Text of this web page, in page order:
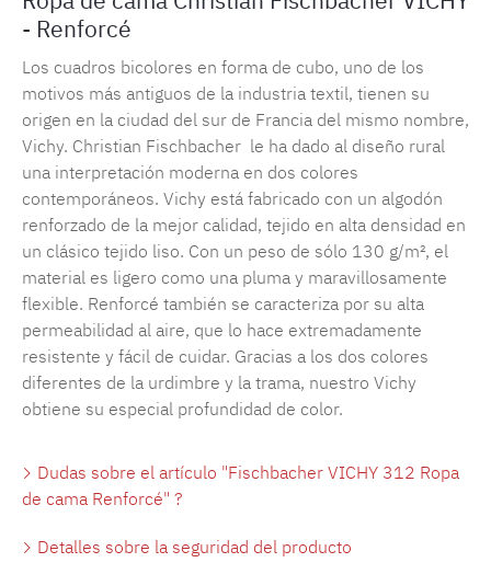
- Renforcé
Los cuadros bicolores en forma de cubo, uno de los
motivos más antiguos de la industria textil, tienen su
origen en la ciudad del sur de Francia del mismo nombre,
Vichy. Christian Fischbacher le ha dado al diseño rural
una interpretación moderna en dos colores
contemporáneos. Vichy está fabricado con un algodón
renforzado de la mejor calidad, tejido en alta densidad en
un clásico tejido liso. Con un peso de sólo 130 g/m², el
material es ligero como una pluma y maravillosamente
flexible. Renforcé también se caracteriza por su alta
permeabilidad al aire, que lo hace extremadamente
resistente y fácil de cuidar. Gracias a los dos colores
diferentes de la urdimbre y la trama, nuestro Vichy
obtiene su especial profundidad de color.
Dudas sobre el artículo "Fischbacher VICHY 312 Ropa
de cama Renforcé" ?
Detalles sobre la seguridad del producto